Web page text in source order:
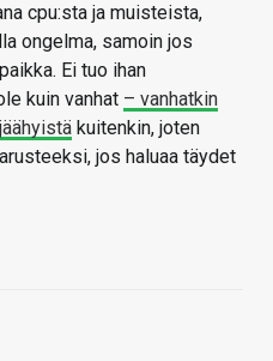
cpu:sta ja muisteista,
ongelma, samoin jos
Ei tuo ihan
kuin vanhat – vanhatkin
kuitenkin, joten
jos haluaa täydet